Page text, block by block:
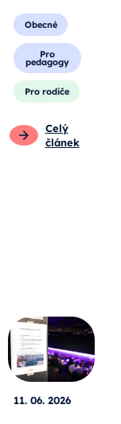
Obecné
Pro
pedagogy
Pro rodiče
Celý
článek
11. 06. 2026